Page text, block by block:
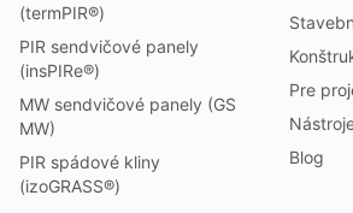
(termPIR®)
PIR sendvičové panely
(insPIRe®)
MW sendvičové panely (GS
MW)
PIR spádové kliny
(izoGRASS®)
Pre
Blog